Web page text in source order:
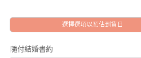
選擇選項以預估到貨日
隨付結婚書約